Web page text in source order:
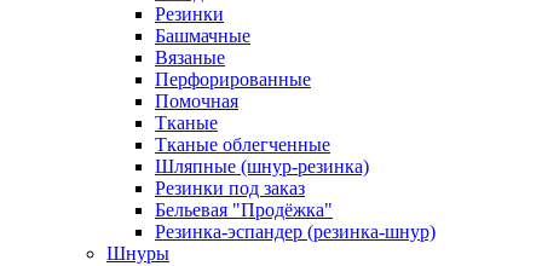
Резинки
Башмачные
Вязаные
Перфорированные
Помочная
Тканые
Тканые облегченные
Шляпные (шнур-резинка)
Резинки под заказ
Бельевая "Продёжка"
Резинка-эспандер (резинка-шнур)
Шнуры